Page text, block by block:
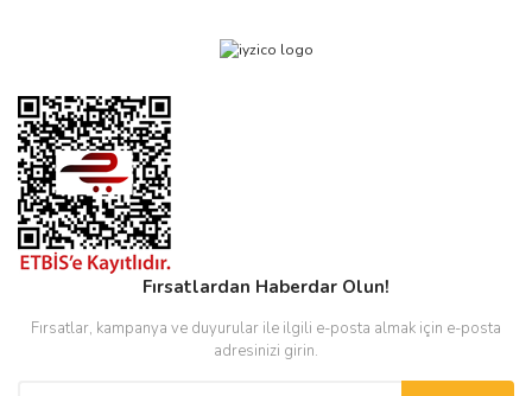
Fırsatlardan Haberdar Olun!
Fırsatlar, kampanya ve duyurular ile ilgili e-posta almak için e-posta
adresinizi girin.